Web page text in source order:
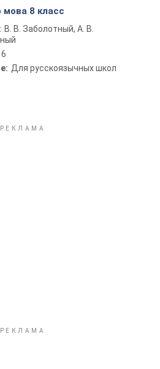
мова 8 класс
В. В. Заболотный, А. В.
Для русскоязычных школ